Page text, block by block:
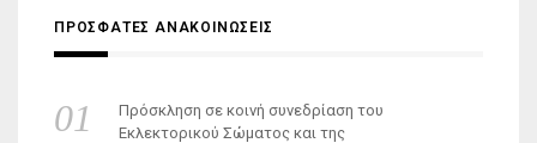
ΠΡΟΣΦΑΤΕΣ ΑΝΑΚΟΙΝΩΣΕΙΣ
Πρόσκληση σε κοινή συνεδρίαση του
Εκλεκτορικού Σώματος και της